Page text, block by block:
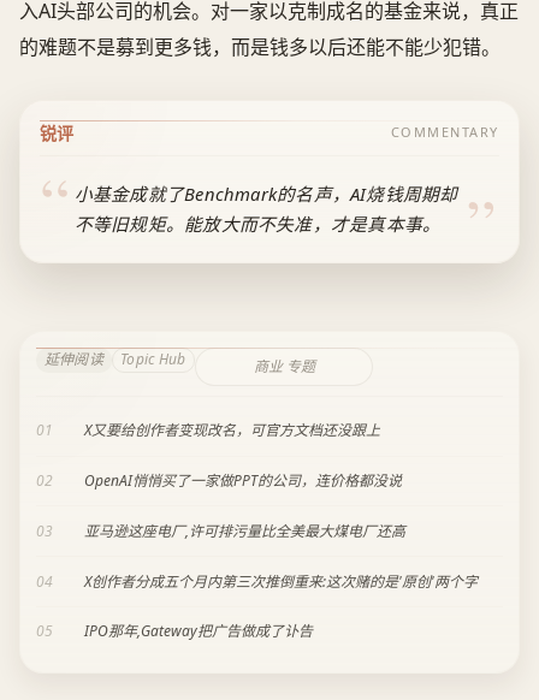
入AI头部公司的机会。对一家以克制成名的基金来说，真正
的难题不是募到更多钱，而是钱多以后还能不能少犯错。
锐评 COMMENTARY
小基金成就了Benchmark的名声，AI烧钱周期却
不等旧规矩。能放大而不失准，才是真本事。
延伸阅读 Topic Hub 商业 专题
01 X又要给创作者变现改名，可官方文档还没跟上
02 OpenAI悄悄买了一家做PPT的公司，连价格都没说
03 亚马逊这座电厂,许可排污量比全美最大煤电厂还高
04 X创作者分成五个月内第三次推倒重来:这次赌的是'原创'两个字
05 IPO那年,Gateway把广告做成了讣告